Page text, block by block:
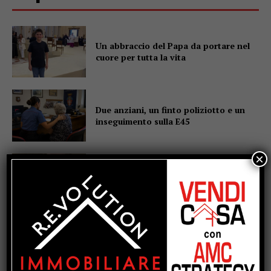
Un abbraccio del Papa da portare nel
cuore per tutta la vita
Due anziani, un finto poliziotto e un
inseguimento sulla E45
parcheggi, Minciotti (Pd):
“Rendiamole obbligatorie”
La campana che non suona, e proprio
per questo parla
×